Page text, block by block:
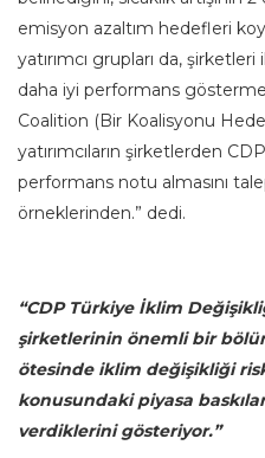
emisyon azaltım hedefleri
yatırımcı grupları da,
daha iyi performans
Coalition (Bir Koalisyonu
yatırımcıların şirketlerden
performans notu almasını
örneklerinden.” dedi.
“CDP Türkiye İklim
şirketlerinin önemli bir
ötesinde iklim değişikliği
konusundaki piyasa
verdiklerini gösteriyor.”